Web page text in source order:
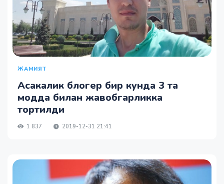
ЖАМИЯТ
Асакалик блогер бир кунда 3 та
модда билан жавобгарликка
тортилди
1 837 2019-12-31 21:41